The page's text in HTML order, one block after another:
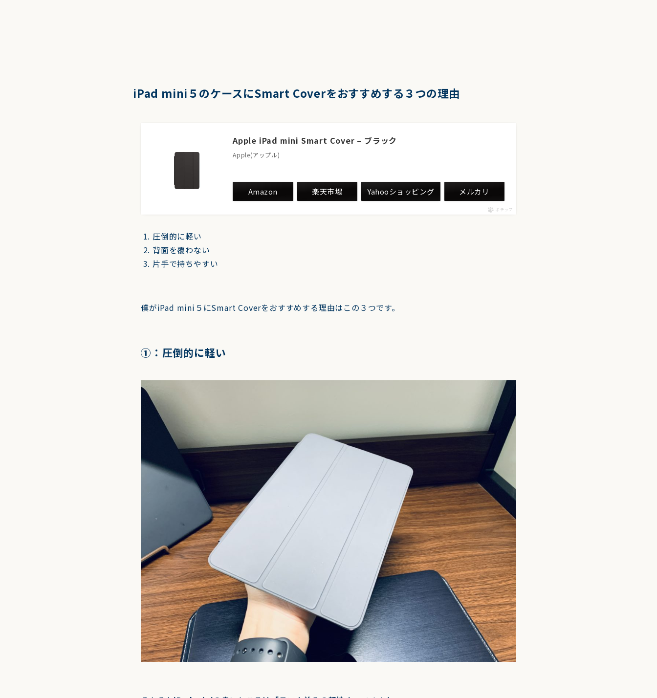
iPad mini５のケースにSmart Coverをおすすめする３つの理由
Apple iPad mini Smart Cover – ブラック
Apple(アップル)
Amazon 楽天市場 Yahooショッピング メルカリ
ポチップ
圧倒的に軽い
背面を覆わない
片手で持ちやすい
僕がiPad mini５にSmart Coverをおすすめする理由はこの３つです。
①：圧倒的に軽い